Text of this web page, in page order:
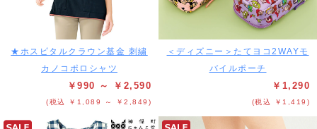
★ホスピタルクラウン基金 刺繍
カノコポロシャツ
￥990 ～ ￥2,590
(税込 ￥1,089 ～ ￥2,849)
＜ディズニー＞たてヨコ2WAYモ
バイルポーチ
￥1,290
(税込 ￥1,419)